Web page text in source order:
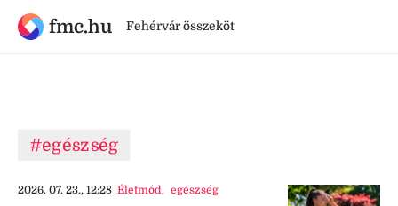
fmc.hu Fehérvár összeköt
#egészség
2026. 07. 23., 12:28 Életmód, egészség